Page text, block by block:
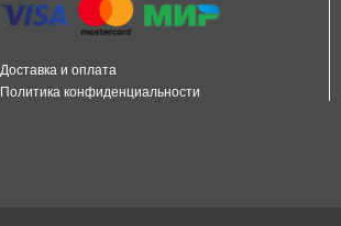
Доставка и оплата
Политика конфиденциальности